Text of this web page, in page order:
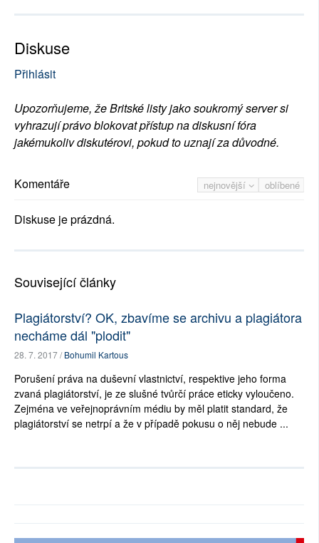
Diskuse
Přihlásit
Upozorňujeme, že Britské listy jako soukromý server si
vyhrazují právo blokovat přístup na diskusní fóra
jakémukoliv diskutérovi, pokud to uznají za důvodné.
nejnovější oblíbené
Komentáře
Diskuse je prázdná.
Související články
Plagiátorství? OK, zbavíme se archivu a plagiátora
necháme dál "plodit"
28. 7. 2017 /Bohumil Kartous
Porušení práva na duševní vlastnictví, respektive jeho forma
zvaná plagiátorství, je ze slušné tvůrčí práce eticky vyloučeno.
Zejména ve veřejnoprávním médiu by měl platit standard, že
plagiátorství se netrpí a že v případě pokusu o něj nebude ...